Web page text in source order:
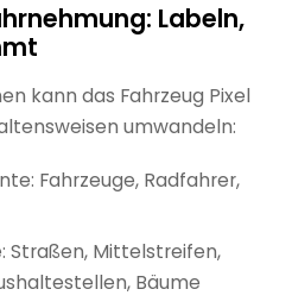
Labeln,
kann das Fahrzeug Pixel
umwandeln:
Fahrzeuge, Radfahrer,
Straßen, Mittelstreifen,
Bäume